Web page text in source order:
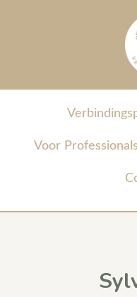
Voor Professionals